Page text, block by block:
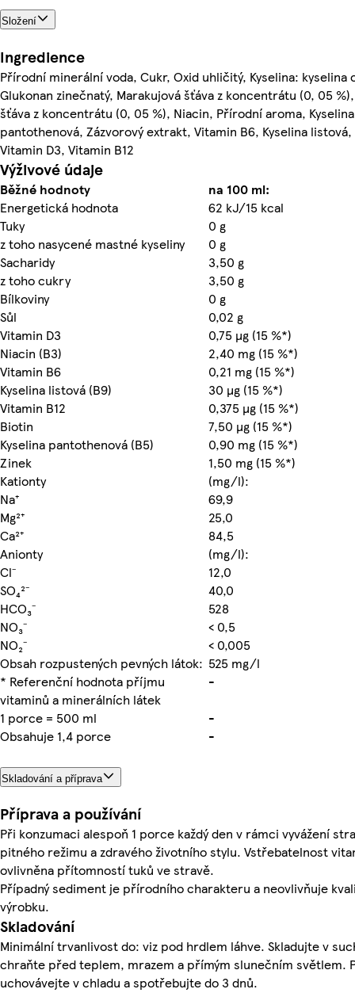
Složení
Ingredience
Přírodní minerální voda, Cukr, Oxid uhličitý, Kyselina: kyselina
Glukonan zinečnatý, Marakujová šťáva z koncentrátu (0, 05
šťáva z koncentrátu (0, 05 %), Niacin, Přírodní aroma, Kyselina
pantothenová, Zázvorový extrakt, Vitamin B6, Kyselina
Vitamin D3, Vitamin B12
Výživové údaje
Běžné hodnoty
na 100 ml:
Energetická hodnota
62 kJ/15 kcal
Tuky
0 g
z toho nasycené mastné kyseliny
0 g
Sacharidy
3,50 g
z toho cukry
3,50 g
Bílkoviny
0 g
Sůl
0,02 g
Vitamin D3
0,75 µg (15 %*)
Niacin (B3)
2,40 mg (15 %*)
Vitamin B6
0,21 mg (15 %*)
Kyselina listová (B9)
30 µg (15 %*)
Vitamin B12
0,375 µg (15 %*)
Biotin
7,50 µg (15 %*)
Kyselina pantothenová (B5)
0,90 mg (15 %*)
Zinek
1,50 mg (15 %*)
Kationty
(mg/l):
Na⁺
69,9
Mg²⁺
25,0
Ca²⁺
84,5
Anionty
(mg/l):
Cl⁻
12,0
SO₄²⁻
40,0
HCO₃⁻
528
NO₃⁻
< 0,5
NO₂⁻
< 0,005
Obsah rozpustených pevných látok: 525 mg/l
* Referenční hodnota příjmu
vitaminů a minerálních látek
-
1 porce = 500 ml
-
Obsahuje 1,4 porce
-
Skladování a příprava
Příprava a používání
Při konzumaci alespoň 1 porce každý den v rámci vyvážení
pitného režimu a zdravého životního stylu. Vstřebatelnost
ovlivněna přítomností tuků ve stravě.
Případný sediment je přírodního charakteru a neovlivňuje
výrobku.
Skladování
Minimální trvanlivost do: viz pod hrdlem láhve. Skladujte v
chraňte před teplem, mrazem a přímým slunečním světlem.
uchovávejte v chladu a spotřebujte do 3 dnů.